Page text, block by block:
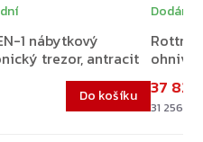
1 nábytkový
trezor, antracit
Do košíku
Dodání
31 256
37